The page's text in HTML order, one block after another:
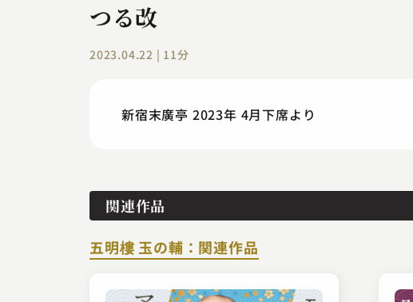
つる改
2023.04.22 | 11分
新宿末廣亭 2023年 4月下席より
関連作品
五明樓 玉の輔：関連作品